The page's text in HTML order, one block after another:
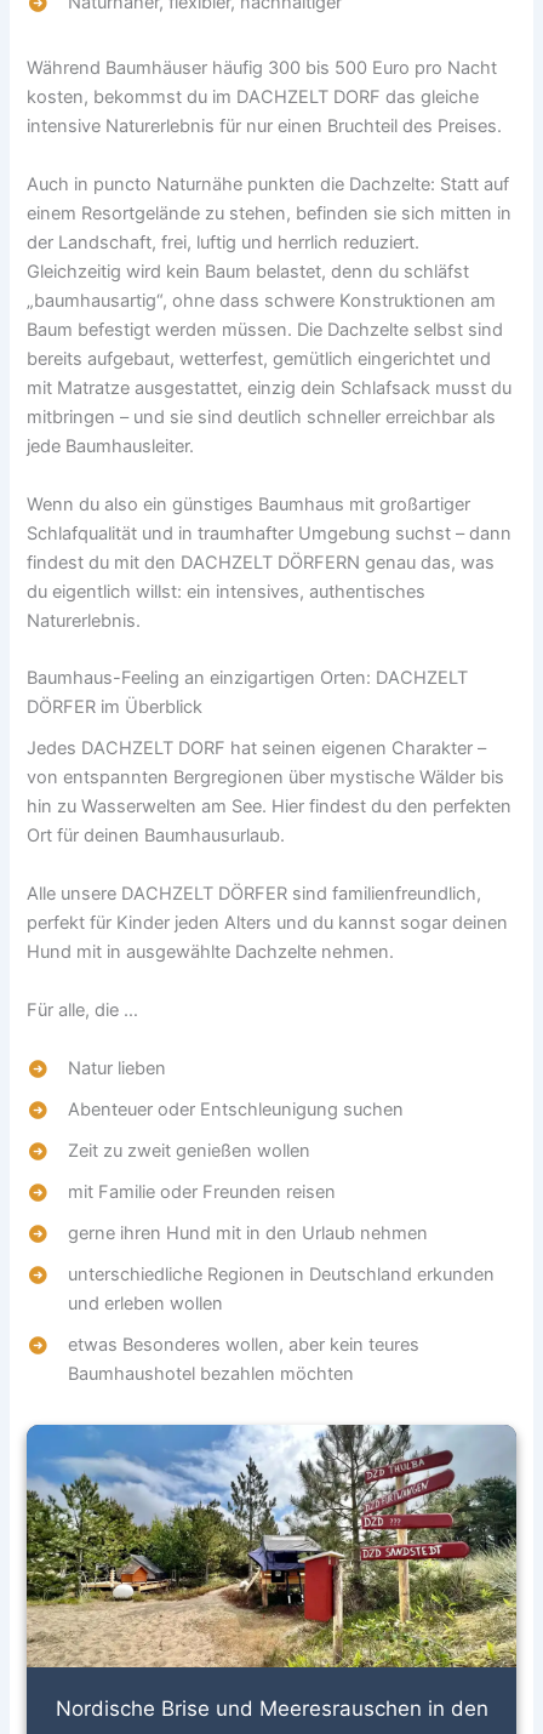
Während Baumhäuser häufig 300 bis 500 Euro pro Nacht
kosten, bekommst du im DACHZELT DORF das gleiche
intensive Naturerlebnis für nur einen Bruchteil des Preises.
Auch in puncto Naturnähe punkten die Dachzelte: Statt auf
einem Resortgelände zu stehen, befinden sie sich mitten in
der Landschaft, frei, luftig und herrlich reduziert.
Gleichzeitig wird kein Baum belastet, denn du schläfst
„baumhausartig“, ohne dass schwere Konstruktionen am
Baum befestigt werden müssen. Die Dachzelte selbst sind
bereits aufgebaut, wetterfest, gemütlich eingerichtet und
mit Matratze ausgestattet, einzig dein Schlafsack musst du
mitbringen – und sie sind deutlich schneller erreichbar als
jede Baumhausleiter.
Wenn du also ein günstiges Baumhaus mit großartiger
Schlafqualität und in traumhafter Umgebung suchst – dann
findest du mit den DACHZELT DÖRFERN genau das, was
du eigentlich willst: ein intensives, authentisches
Naturerlebnis.
Baumhaus-Feeling an einzigartigen Orten: DACHZELT
DÖRFER im Überblick
Jedes DACHZELT DORF hat seinen eigenen Charakter –
von entspannten Bergregionen über mystische Wälder bis
hin zu Wasserwelten am See. Hier findest du den perfekten
Ort für deinen Baumhausurlaub.
Alle unsere DACHZELT DÖRFER sind familienfreundlich,
perfekt für Kinder jeden Alters und du kannst sogar deinen
Hund mit in ausgewählte Dachzelte nehmen.
Für alle, die …
Natur lieben
Abenteuer oder Entschleunigung suchen
Zeit zu zweit genießen wollen
mit Familie oder Freunden reisen
gerne ihren Hund mit in den Urlaub nehmen
unterschiedliche Regionen in Deutschland erkunden
und erleben wollen
etwas Besonderes wollen, aber kein teures
Baumhaushotel bezahlen möchten
Nordische Brise und Meeresrauschen in den